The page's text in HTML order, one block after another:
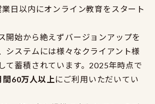
日以内にオンライン教育をスタート
開始から絶えずバージョンアップを
システムには様々なクライアント様
て蓄積されています。2025年時点で
間60万人以上 にご利用いただいてい